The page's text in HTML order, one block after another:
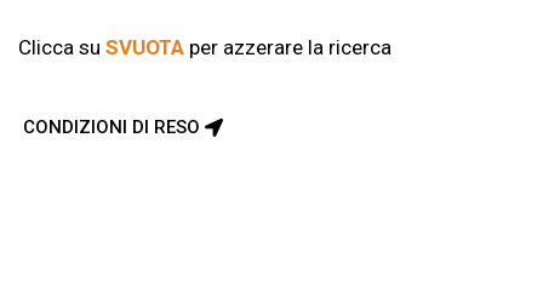
Clicca su SVUOTA per azzerare la ricerca
CONDIZIONI DI RESO